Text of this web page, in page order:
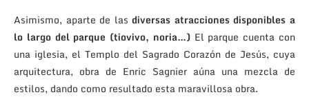
Asimismo, aparte de lasdiversas atracciones disponibles a
lo largo del parque (tiovivo, noria…)El parque cuenta con
una iglesia, el Templo del Sagrado Corazón de Jesús, cuya
arquitectura, obra de Enric Sagnier aúna una mezcla de
estilos, dando como resultado esta maravillosa obra.